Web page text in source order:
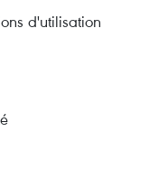
d'utilisation